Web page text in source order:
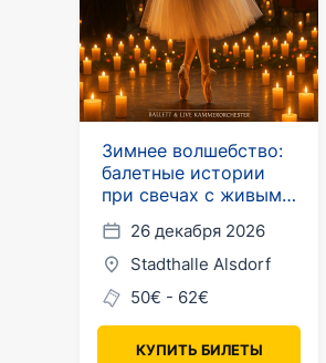
Зимнее волшебство:
балетные истории
при свечах с живым
камерным оркестром
26 декабря 2026
Stadthalle Alsdorf
50€ - 62€
КУПИТЬ БИЛЕТЫ